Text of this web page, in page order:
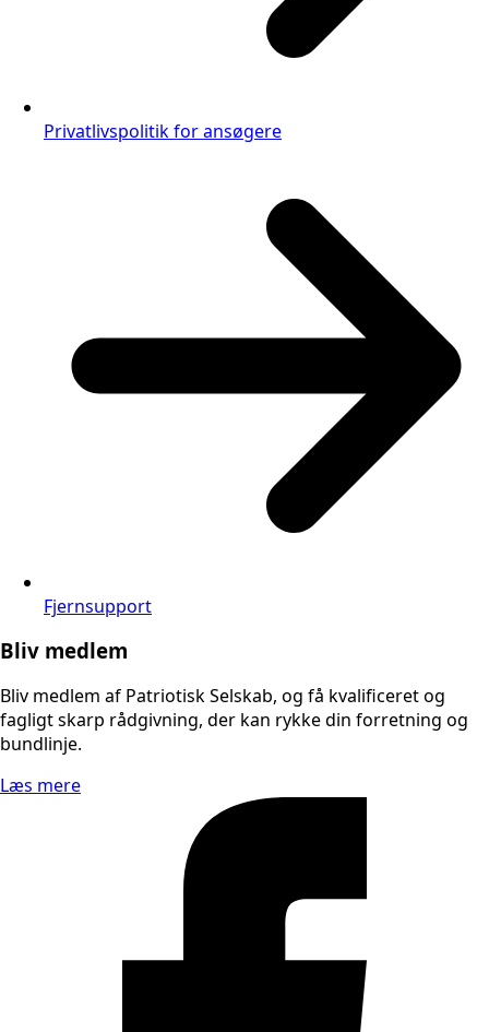
Privatlivspolitik for ansøgere
Fjernsupport
Bliv medlem
Bliv medlem af Patriotisk Selskab, og få kvalificeret og
fagligt skarp rådgivning, der kan rykke din forretning og
bundlinje.
Læs mere